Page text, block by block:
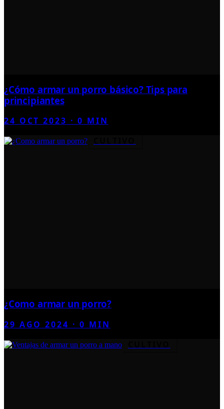
¿Cómo armar un porro básico? Tips para
principiantes
24 OCT 2023 ·0 MIN
¿Como armar un porro?
29 AGO 2024 ·0 MIN